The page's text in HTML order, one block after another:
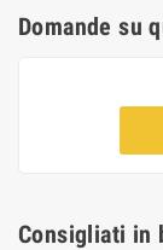
Domande su
Consigliati in